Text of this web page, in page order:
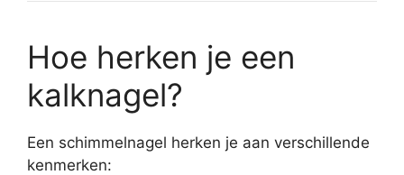
Hoe herken je een
kalknagel?
Een schimmelnagel herken je aan verschillende
kenmerken: